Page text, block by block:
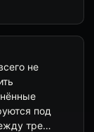
не
под
тре…